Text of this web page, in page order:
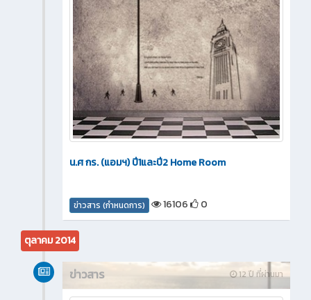
น.ศ กร. (แอมฯ) ปี1และปี2 Home Room
ข่าวสาร (กำหนดการ) 16106 0
ตุลาคม 2014
12 ปี ที่ผ่านมา
ข่าวสาร